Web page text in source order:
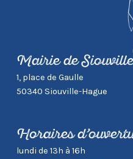
Mairie de
1, place de Gaulle
50340 Siouville-Hague
Horaires
lundi de 13h à 16h